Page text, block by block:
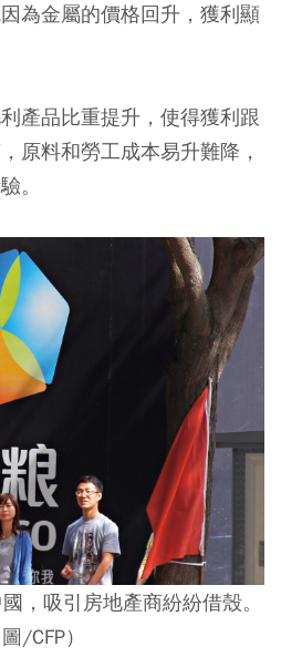
為金屬的價格回升，獲利顯
產品比重提升，使得獲利跟
原料和勞工成本易升難降，
。
，吸引房地產商紛紛借殼。
圖/CFP）